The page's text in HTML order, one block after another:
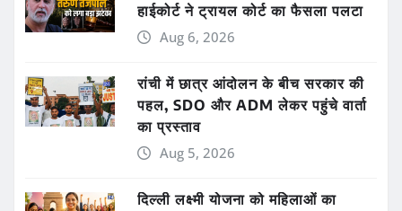
हाईकोर्ट ने ट्रायल कोर्ट का फैसला पलटा
Aug 6, 2026
रांची में छात्र आंदोलन के बीच सरकार की
पहल, SDO और ADM लेकर पहुंचे वार्ता
का प्रस्ताव
Aug 5, 2026
दिल्ली लक्ष्मी योजना को महिलाओं का